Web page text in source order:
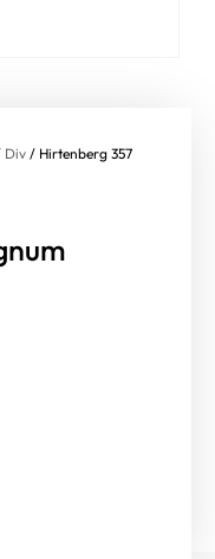
Div / Hirtenberg 357